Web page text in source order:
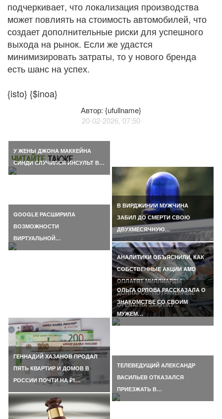
подчеркивает, что локализация производства
может повлиять на стоимость автомобилей, что
создает дополнительные риски для успешного
выхода на рынок. Если же удастся
минимизировать затраты, то у нового бренда
есть шанс на успех.
{isto} {$inoa}
Автор: {ufullname}
20-02-2026, 07:50
ЧИТАЙТЕТАКЖЕ
У ЖЕНЫ ДЖОНА МАККЕЙНА
СИНДИ СЛУЧИЛСЯ ИНСУЛЬТ В…
В ВИРДЖИНИИ МУЖЧИНА
ЗАБИЛ ДО СМЕРТИ СВОЮ
ДВУХМЕСЯЧНУЮ…
GOOGLE РАСШИРИЛА
ВОЗМОЖНОСТИ
ВИРТУАЛЬНОЙ…
АНАЛИТИКИ ОБЪЯСНИЛИ, КАК
СОБСТВЕННЫЕ АКЦИИ AMD
ОПЛАТЯТ МИЛЛИАРДЫ
ДОЛЛАРОВ, ПОТРАЧЕННЫЕ
OPENAI НА ЗАКУПКУ…
ГЕННАДИЙ ХАЗАНОВ ПРОДАЛ
ПЯТЬ КВАРТИР И ДОМОВ В
РОССИИ ПОЧТИ НА ₽1…
ОЛЬГА ОРЛОВА РАССКАЗАЛА О
ЗНАКОМСТВЕ СО СВОИМ
МУЖЕМ…
ТЕЛЕВЕДУЩИЙ АЛЕКСАНДР
ВАСИЛЬЕВ ОТКАЗАЛСЯ
ПРИЕЗЖАТЬ В…